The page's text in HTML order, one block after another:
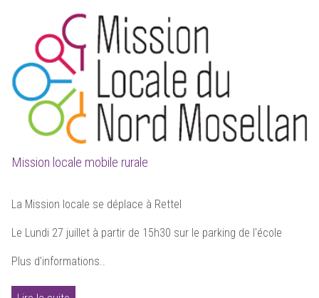
Mission locale mobile rurale
La Mission locale se déplace à Rettel
Le Lundi 27 juillet à partir de 15h30 sur le parking de l'école
Plus d'informations..